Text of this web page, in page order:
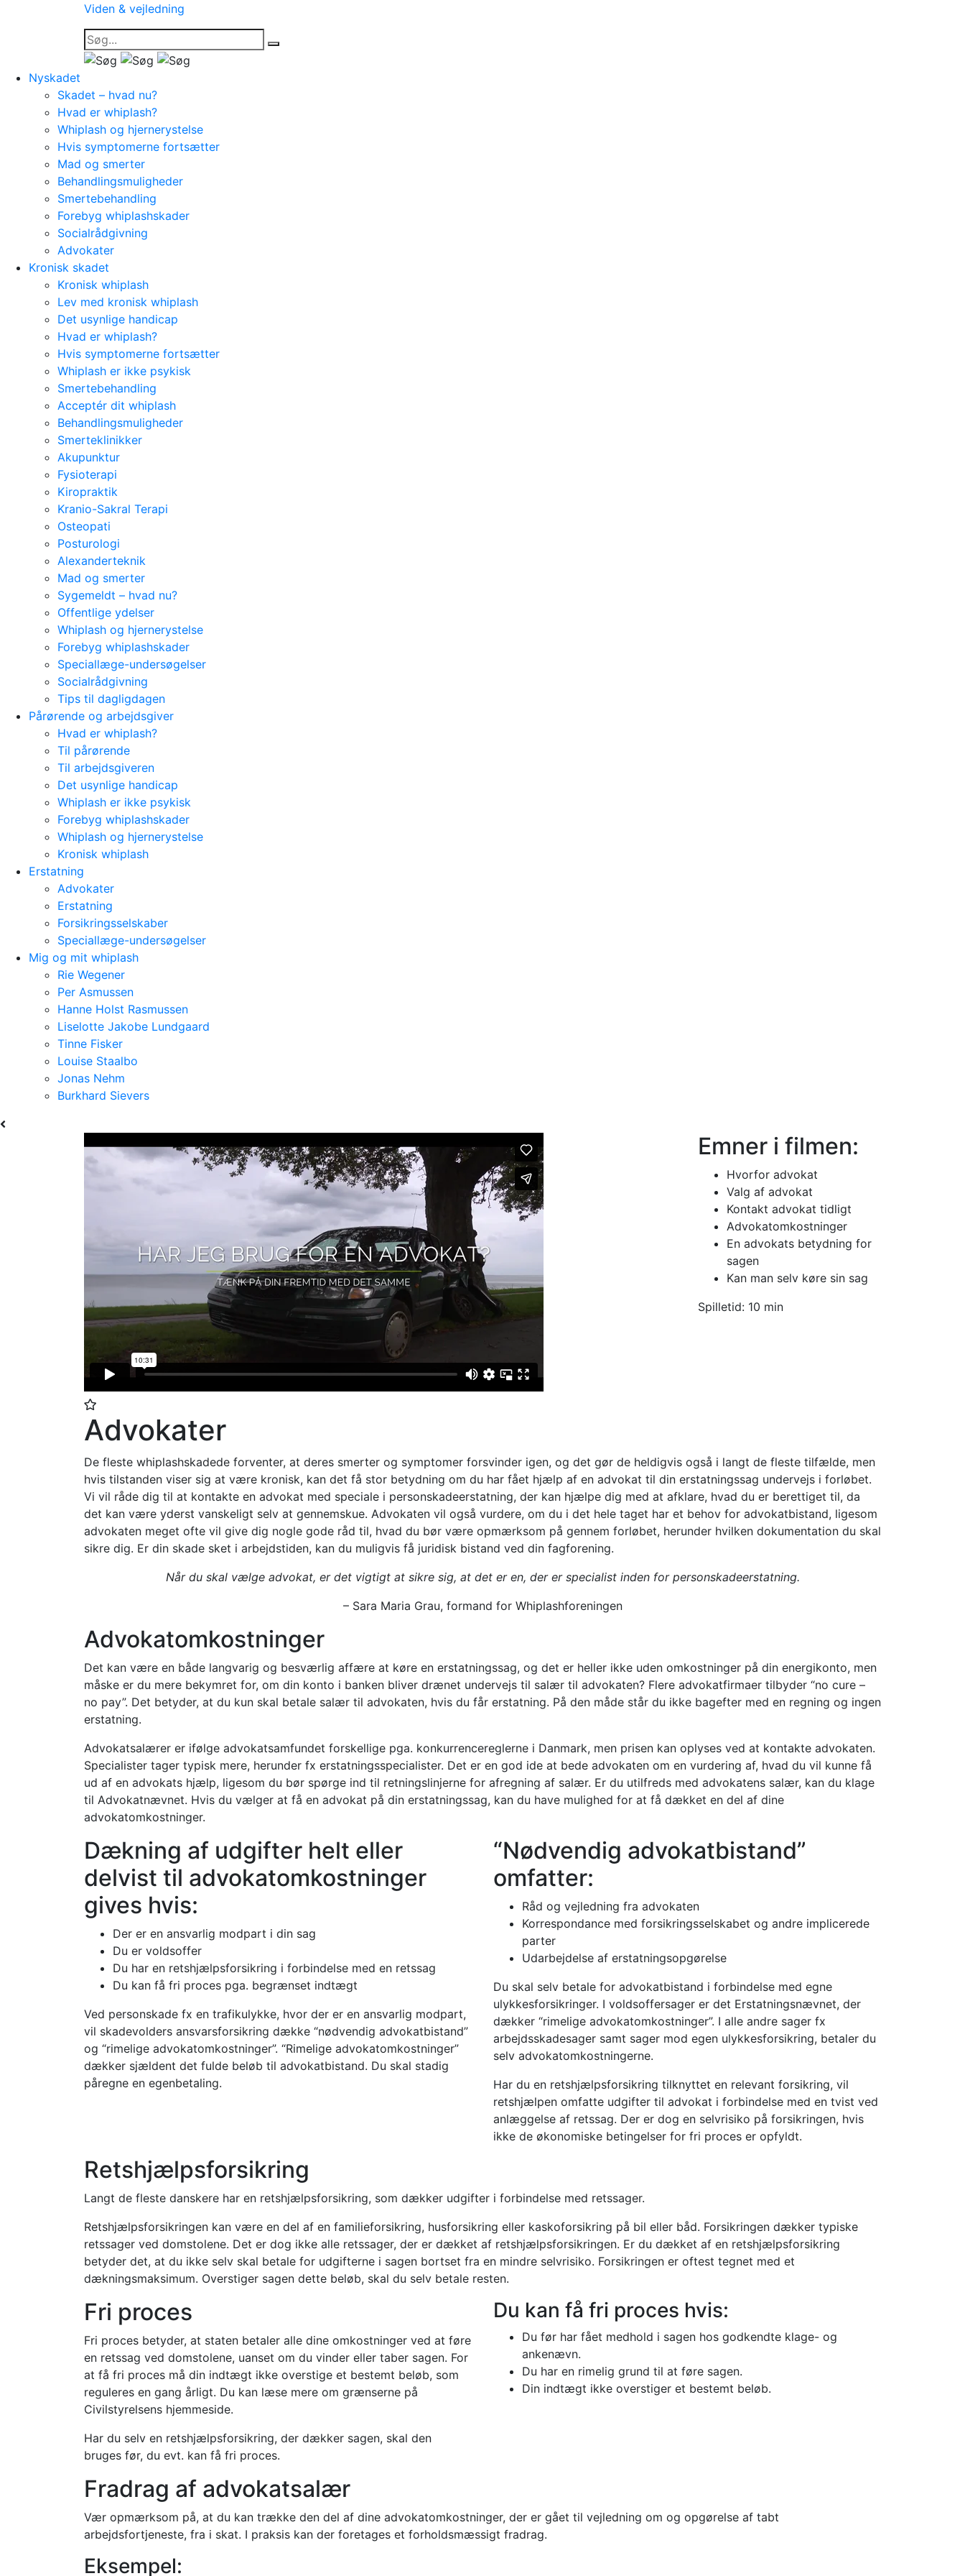
Viden & vejledning
Nyskadet
Skadet – hvad nu?
Hvad er whiplash?
Whiplash og hjernerystelse
Hvis symptomerne fortsætter
Mad og smerter
Behandlingsmuligheder
Smertebehandling
Forebyg whiplashskader
Socialrådgivning
Advokater
Kronisk skadet
Kronisk whiplash
Lev med kronisk whiplash
Det usynlige handicap
Hvad er whiplash?
Hvis symptomerne fortsætter
Whiplash er ikke psykisk
Smertebehandling
Acceptér dit whiplash
Behandlingsmuligheder
Smerteklinikker
Akupunktur
Fysioterapi
Kiropraktik
Kranio-Sakral Terapi
Osteopati
Posturologi
Alexanderteknik
Mad og smerter
Sygemeldt – hvad nu?
Offentlige ydelser
Whiplash og hjernerystelse
Forebyg whiplashskader
Speciallæge-undersøgelser
Socialrådgivning
Tips til dagligdagen
Pårørende og arbejdsgiver
Hvad er whiplash?
Til pårørende
Til arbejdsgiveren
Det usynlige handicap
Whiplash er ikke psykisk
Forebyg whiplashskader
Whiplash og hjernerystelse
Kronisk whiplash
Erstatning
Advokater
Erstatning
Forsikringsselskaber
Speciallæge-undersøgelser
Mig og mit whiplash
Rie Wegener
Per Asmussen
Hanne Holst Rasmussen
Liselotte Jakobe Lundgaard
Tinne Fisker
Louise Staalbo
Jonas Nehm
Burkhard Sievers
Emner i filmen:
Hvorfor advokat
Valg af advokat
Kontakt advokat tidligt
Advokatomkostninger
En advokats betydning for
sagen
Kan man selv køre sin sag
Spilletid: 10 min
Advokater
De fleste whiplashskadede forventer, at deres smerter og symptomer forsvinder igen, og det gør de heldigvis også i langt de fleste tilfælde, men
hvis tilstanden viser sig at være kronisk, kan det få stor betydning om du har fået hjælp af en advokat til din erstatningssag undervejs i forløbet.
Vi vil råde dig til at kontakte en advokat med speciale i personskadeerstatning, der kan hjælpe dig med at afklare, hvad du er berettiget til, da
det kan være yderst vanskeligt selv at gennemskue. Advokaten vil også vurdere, om du i det hele taget har et behov for advokatbistand, ligesom
advokaten meget ofte vil give dig nogle gode råd til, hvad du bør være opmærksom på gennem forløbet, herunder hvilken dokumentation du skal
sikre dig. Er din skade sket i arbejdstiden, kan du muligvis få juridisk bistand ved din fagforening.
Når du skal vælge advokat, er det vigtigt at sikre sig, at det er en, der er specialist inden for personskadeerstatning.
– Sara Maria Grau, formand for Whiplashforeningen
Advokatomkostninger
Det kan være en både langvarig og besværlig affære at køre en erstatningssag, og det er heller ikke uden omkostninger på din energikonto, men
måske er du mere bekymret for, om din konto i banken bliver drænet undervejs til salær til advokaten? Flere advokatfirmaer tilbyder “no cure –
no pay”. Det betyder, at du kun skal betale salær til advokaten, hvis du får erstatning. På den måde står du ikke bagefter med en regning og ingen
erstatning.
Advokatsalærer er ifølge advokatsamfundet forskellige pga. konkurrencereglerne i Danmark, men prisen kan oplyses ved at kontakte advokaten.
Specialister tager typisk mere, herunder fx erstatningsspecialister. Det er en god ide at bede advokaten om en vurdering af, hvad du vil kunne få
ud af en advokats hjælp, ligesom du bør spørge ind til retningslinjerne for afregning af salær. Er du utilfreds med advokatens salær, kan du klage
til Advokatnævnet. Hvis du vælger at få en advokat på din erstatningssag, kan du have mulighed for at få dækket en del af dine
advokatomkostninger.
Dækning af udgifter helt eller
delvist til advokatomkostninger
gives hvis:
Der er en ansvarlig modpart i din sag
Du er voldsoffer
Du har en retshjælpsforsikring i forbindelse med en retssag
Du kan få fri proces pga. begrænset indtægt
Ved personskade fx en trafikulykke, hvor der er en ansvarlig modpart,
vil skadevolders ansvarsforsikring dække “nødvendig advokatbistand”
og “rimelige advokatomkostninger”. “Rimelige advokatomkostninger”
dækker sjældent det fulde beløb til advokatbistand. Du skal stadig
påregne en egenbetaling.
“Nødvendig advokatbistand”
omfatter:
Råd og vejledning fra advokaten
Korrespondance med forsikringsselskabet og andre implicerede
parter
Udarbejdelse af erstatningsopgørelse
Du skal selv betale for advokatbistand i forbindelse med egne
ulykkesforsikringer. I voldsoffersager er det Erstatningsnævnet, der
dækker “rimelige advokatomkostninger”. I alle andre sager fx
arbejdsskadesager samt sager mod egen ulykkesforsikring, betaler du
selv advokatomkostningerne.
Har du en retshjælpsforsikring tilknyttet en relevant forsikring, vil
retshjælpen omfatte udgifter til advokat i forbindelse med en tvist ved
anlæggelse af retssag. Der er dog en selvrisiko på forsikringen, hvis
ikke de økonomiske betingelser for fri proces er opfyldt.
Retshjælpsforsikring
Langt de fleste danskere har en retshjælpsforsikring, som dækker udgifter i forbindelse med retssager.
Retshjælpsforsikringen kan være en del af en familieforsikring, husforsikring eller kaskoforsikring på bil eller båd. Forsikringen dækker typiske
retssager ved domstolene. Det er dog ikke alle retssager, der er dækket af retshjælpsforsikringen. Er du dækket af en retshjælpsforsikring
betyder det, at du ikke selv skal betale for udgifterne i sagen bortset fra en mindre selvrisiko. Forsikringen er oftest tegnet med et
dækningsmaksimum. Overstiger sagen dette beløb, skal du selv betale resten.
Fri proces
Fri proces betyder, at staten betaler alle dine omkostninger ved at føre
en retssag ved domstolene, uanset om du vinder eller taber sagen. For
at få fri proces må din indtægt ikke overstige et bestemt beløb, som
reguleres en gang årligt. Du kan læse mere om grænserne på
Civilstyrelsens hjemmeside.
Har du selv en retshjælpsforsikring, der dækker sagen, skal den
bruges før, du evt. kan få fri proces.
Du kan få fri proces hvis:
Du før har fået medhold i sagen hos godkendte klage- og
ankenævn.
Du har en rimelig grund til at føre sagen.
Din indtægt ikke overstiger et bestemt beløb.
Fradrag af advokatsalær
Vær opmærksom på, at du kan trække den del af dine advokatomkostninger, der er gået til vejledning om og opgørelse af tabt
arbejdsfortjeneste, fra i skat. I praksis kan der foretages et forholdsmæssigt fradrag.
Eksempel: